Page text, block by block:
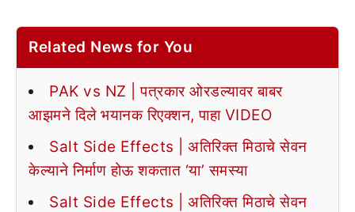
Related News for You
PAK vs NZ | पत्रकार ओरडल्यावर बाबर
आझमने दिले भयानक रिएक्शन, पाहा VIDEO
Salt Side Effects | अतिरिक्त मिठाचे सेवन
केल्याने निर्माण होऊ शकतात ‘या’ समस्या
Salt Side Effects | अतिरिक्त मिठाचे सेवन